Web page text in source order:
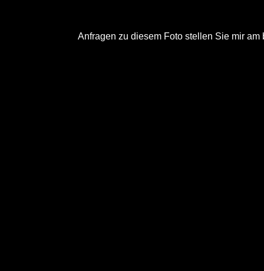
Anfragen zu diesem Foto stellen Sie mir